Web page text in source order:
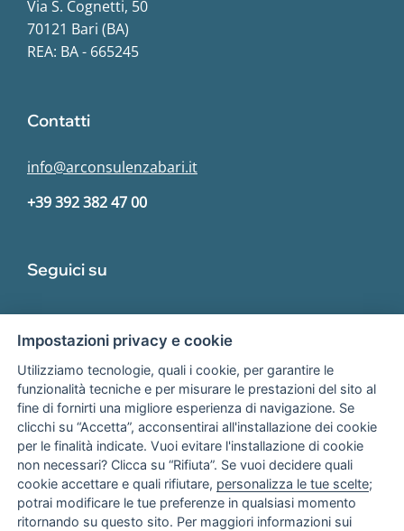
Via S. Cognetti, 50
70121 Bari (BA)
REA: BA - 665245
Contatti
+39 392 382 47 00
info@arconsulenzabari.it
Seguici su
Associato
Impostazioni privacy e cookie
Utilizziamo tecnologie, quali i cookie, per garantire le
funzionalità tecniche e per misurare le prestazioni del sito al
fine di fornirti una migliore esperienza di navigazione. Se
clicchi su “Accetta”, acconsentirai all'installazione dei cookie
per le finalità indicate. Vuoi evitare l'installazione di cookie
non necessari? Clicca su “Rifiuta”. Se vuoi decidere quali
cookie accettare e quali rifiutare, personalizza le tue scelte;
potrai modificare le tue preferenze in qualsiasi momento
ritornando su questo sito. Per maggiori informazioni sui